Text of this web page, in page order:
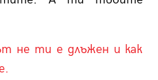
не ти е длъжен и как